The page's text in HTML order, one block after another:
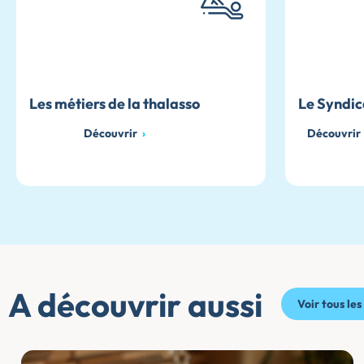
Les métiers de la thalasso
Découvrir ›
Les métiers de la thalasso
Découvrir
›
Le
Découvrir
A découvrir aussi Voir tous